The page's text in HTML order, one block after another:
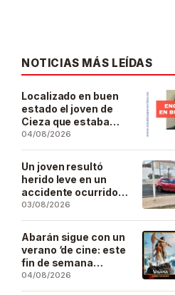
NOTICIAS MÁS LEÍDAS
Localizado en buen
estado el joven de
Cieza que estaba
desaparecido desde
el pasado 29 de julio
04/08/2026
Un joven resultó
herido leve en un
accidente ocurrido
este lunes en la
barriada de San José
Artesano
03/08/2026
Abarán sigue con un
verano ‘de cine: este
fin de semana
Vaiana… y después,
La Odisea
04/08/2026